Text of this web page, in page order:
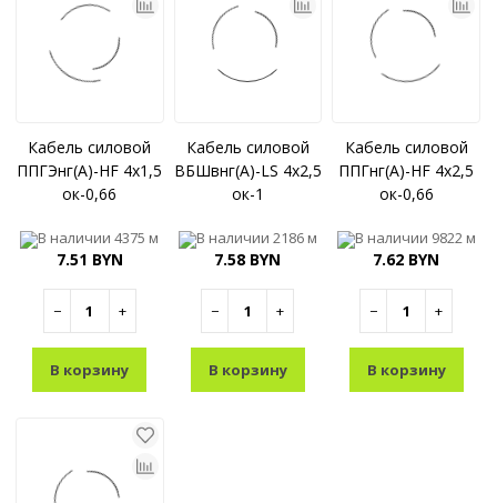
Кабель силовой
ППГЭнг(A)-HF 4x1,5
ок-0,66
В наличии4375 м
7.51 BYN
− +
В корзину
Кабель силовой
ВБШвнг(A)-LS 4x2,5
ок-1
В наличии 2186 м
7.58 BYN
− +
В корзину
Кабель силовой
ППГнг(A)-HF 4x2,5
ок-0,66
В наличии 9822 м
7.62 BYN
− +
В корзину